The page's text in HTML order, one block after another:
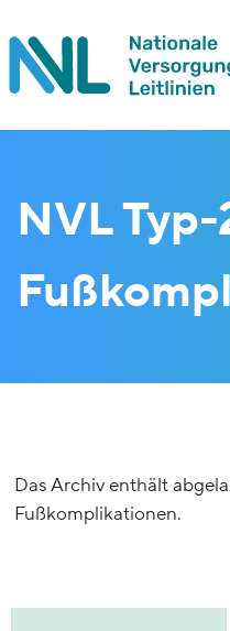
NVL
Das Archiv enthält
Fußkomplikationen.